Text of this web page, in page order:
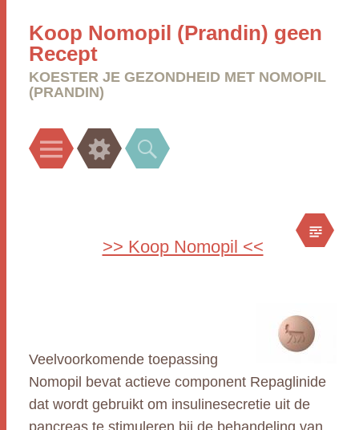
Koop Nomopil (Prandin) geen
Recept
KOESTER JE GEZONDHEID MET NOMOPIL
(PRANDIN)
Menu Widgets Search
>> Koop Nomopil <<
Veelvoorkomende toepassing
Nomopil bevat actieve component Repaglinide
dat wordt gebruikt om insulinesecretie uit de
pancreas te stimuleren bij de behandeling van